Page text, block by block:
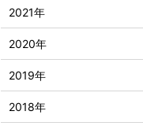
2021年
2020年
2019年
2018年